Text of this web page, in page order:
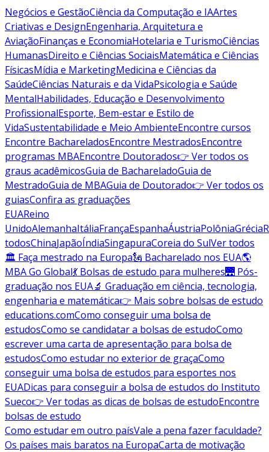
Negócios e GestãoCiência da Computação e IAArtes
Criativas e DesignEngenharia, Arquitetura e
AviaçãoFinanças e EconomiaHotelaria e TurismoCiências
HumanasDireito e Ciências SociaisMatemática e Ciências
FísicasMídia e MarketingMedicina e Ciências da
SaúdeCiências Naturais e da VidaPsicologia e Saúde
MentalHabilidades, Educação e Desenvolvimento
ProfissionalEsporte, Bem-estar e Estilo de
VidaSustentabilidade e Meio AmbienteEncontre cursos
Encontre BachareladosEncontre MestradosEncontre
programas MBAEncontre Doutorados👉 Ver todos os
graus acadêmicosGuia de BachareladoGuia de
MestradoGuia de MBAGuia de Doutorado👉 Ver todos os
guiasConfira as graduações
EUAReino
UnidoAlemanhaItáliaFrançaEspanhaÁustriaPolôniaGrécia
todosChinaJapãoÍndiaSingapuraCoreia do SulVer todos
🏛 Faça mestrado na Europa🗽 Bacharelado nos EUA🌎
MBA Go Global💃 Bolsas de estudo para mulheres🌉 Pós-
graduação nos EUA🔬 Graduação em ciência, tecnologia,
engenharia e matemática👉 Mais sobre bolsas de estudo
educations.comComo conseguir uma bolsa de
estudosComo se candidatar a bolsas de estudoComo
escrever uma carta de apresentação para bolsa de
estudosComo estudar no exterior de graçaComo
conseguir uma bolsa de estudos para esportes nos
EUADicas para conseguir a bolsa de estudos do Instituto
Sueco👉 Ver todas as dicas de bolsas de estudoEncontre
bolsas de estudo
Como estudar em outro paísVale a pena fazer faculdade?
Os países mais baratos na EuropaCarta de motivação